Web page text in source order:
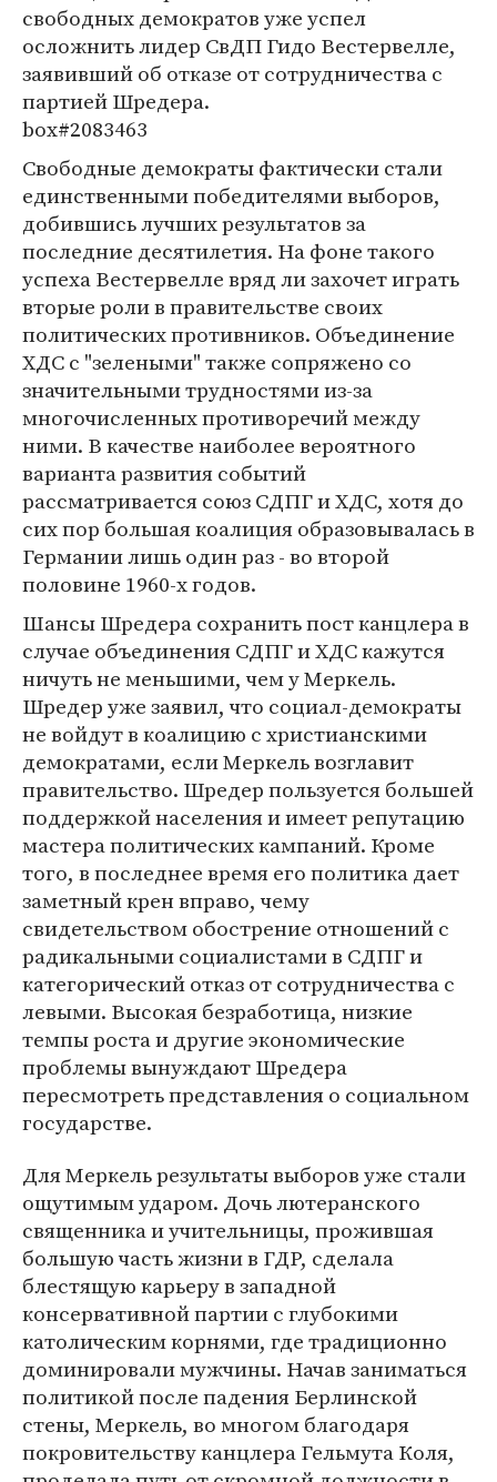
свободных демократов уже успел
осложнить лидер СвДП Гидо Вестервелле,
заявивший об отказе от сотрудничества с
партией Шредера.
box#2083463
Свободные демократы фактически стали
единственными победителями выборов,
добившись лучших результатов за
последние десятилетия. На фоне такого
успеха Вестервелле вряд ли захочет играть
вторые роли в правительстве своих
политических противников. Объединение
ХДС с "зелеными" также сопряжено со
значительными трудностями из-за
многочисленных противоречий между
ними. В качестве наиболее вероятного
варианта развития событий
рассматривается союз СДПГ и ХДС, хотя до
сих пор большая коалиция образовывалась в
Германии лишь один раз - во второй
половине 1960-х годов.
Шансы Шредера сохранить пост канцлера в
случае объединения СДПГ и ХДС кажутся
ничуть не меньшими, чем у Меркель.
Шредер уже заявил, что социал-демократы
не войдут в коалицию с христианскими
демократами, если Меркель возглавит
правительство. Шредер пользуется большей
поддержкой населения и имеет репутацию
мастера политических кампаний. Кроме
того, в последнее время его политика дает
заметный крен вправо, чему
свидетельством обострение отношений с
радикальными социалистами в СДПГ и
категорический отказ от сотрудничества с
левыми. Высокая безработица, низкие
темпы роста и другие экономические
проблемы вынуждают Шредера
пересмотреть представления о социальном
государстве.
Для Меркель результаты выборов уже стали
ощутимым ударом. Дочь лютеранского
священника и учительницы, прожившая
большую часть жизни в ГДР, сделала
блестящую карьеру в западной
консервативной партии с глубокими
католическим корнями, где традиционно
доминировали мужчины. Начав заниматься
политикой после падения Берлинской
стены, Меркель, во многом благодаря
покровительству канцлера Гельмута Коля,